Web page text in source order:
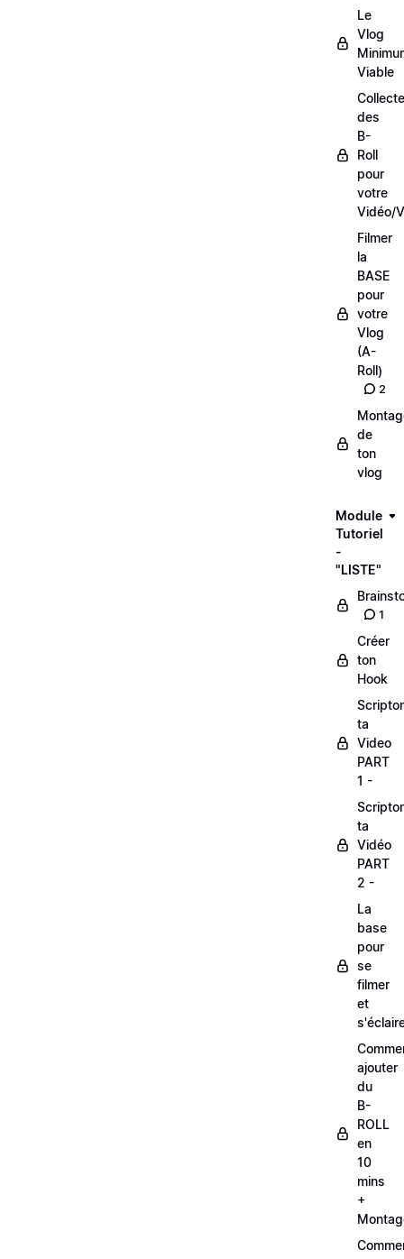
Le
Vlog
Viable
des
B-
Roll
pour
votre
Vidéo/
Filmer
la
BASE
pour
votre
Vlog
(A-
Roll)
2
de
ton
vlog
Module
Tutoriel
-
"LISTE"
1
Créer
ton
Hook
ta
Video
PART
1 -
ta
Vidéo
PART
2 -
La
base
pour
se
filmer
et
ajouter
du
B-
ROLL
en
10
mins
+